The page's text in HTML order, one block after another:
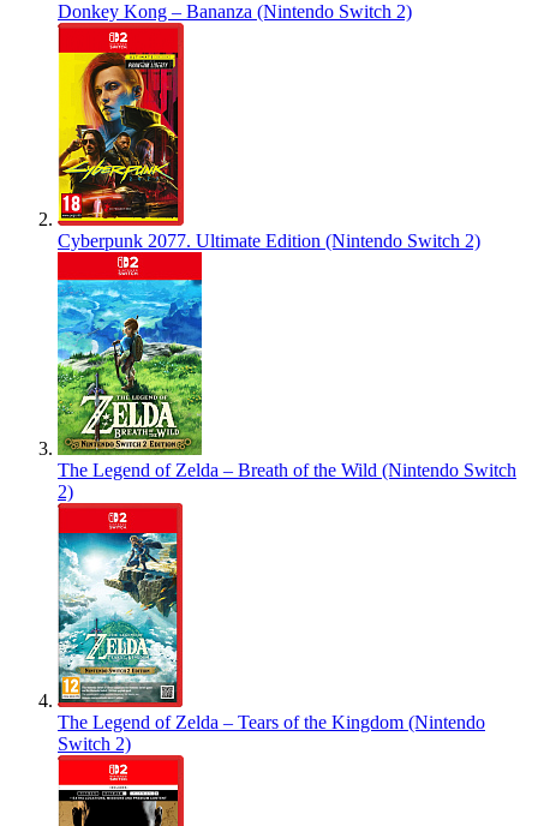
Donkey Kong – Bananza (Nintendo Switch 2)
Cyberpunk 2077. Ultimate Edition (Nintendo Switch 2)
The Legend of Zelda – Breath of the Wild (Nintendo Switch
2)
The Legend of Zelda – Tears of the Kingdom (Nintendo
Switch 2)